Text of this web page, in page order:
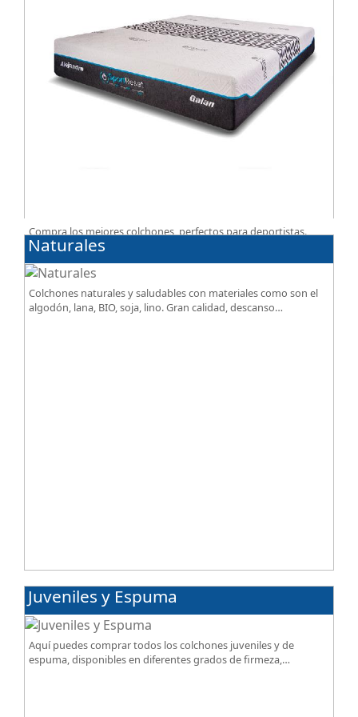
Compra los mejores colchones, perfectos para deportistas.
Facilitan el descanso a personas que practican deporte,
SportReset ayuda a recuperar energía
Naturales
Colchones naturales y saludables con materiales como son el
algodón, lana, BIO, soja, lino. Gran calidad, descanso
Juveniles y Espuma
Aquí puedes comprar todos los colchones juveniles y de
espuma, disponibles en diferentes grados de firmeza,